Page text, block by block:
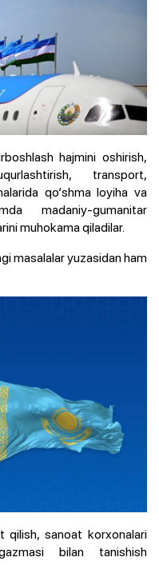
hajmini oshirish,
transport,
qo‘shma loyiha va
madaniy-gumanitar
muhokama qiladilar.
masalalar yuzasidan ham
qilish, sanoat korxonalari
bilan tanishish